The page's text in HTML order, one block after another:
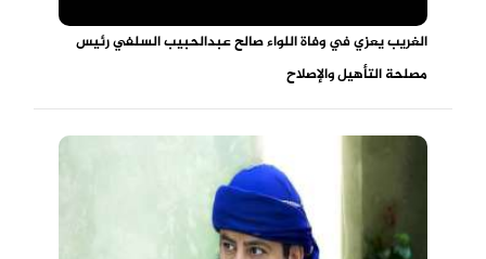
الغريب يعزي في وفاة اللواء صالح عبدالحبيب السلفي رئيس
مصلحة التأهيل والإصلاح